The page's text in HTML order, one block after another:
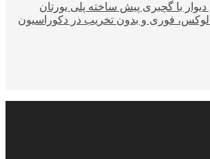
دیوار با گچبری پیش ساخته پلی یورتان
فوری و بدون تخریب در دکوراسیون